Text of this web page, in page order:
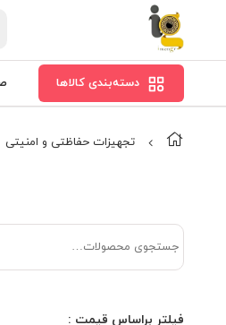
دسته‌بندی کالاها
تجهیزات حفاظتی و امنیتی
فیلتر براساس قیمت :